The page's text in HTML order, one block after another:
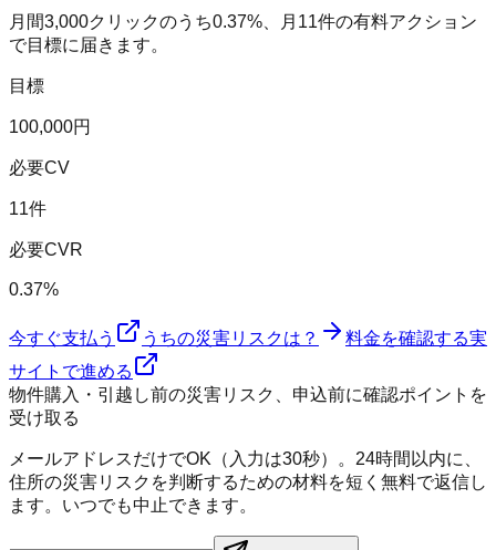
月間3,000クリックのうち0.37%、月 11件の有料アクション
で目標に届きます。
目標
100,000円
必要CV
11件
必要CVR
0.37%
今すぐ支払う うちの災害リスクは？ 料金を確認する実
サイトで進める
物件購入・引越し前の災害リスク、申込前に確認ポイントを
受け取る
メールアドレスだけでOK（入力は30秒）。24時間以内に、
住所の災害リスクを判断するための材料を短く無料で返信し
ます。いつでも中止できます。